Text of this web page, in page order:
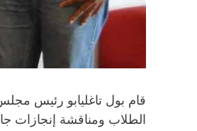
قام بول تاغليابو رئيس
الطلاب ومناقشة إنجازات